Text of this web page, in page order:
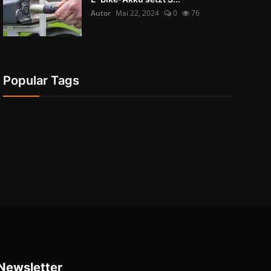
Autor Mai 22, 2024 0 76
Popular Tags